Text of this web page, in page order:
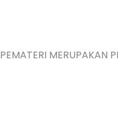
PEMATERI MERUPAKAN